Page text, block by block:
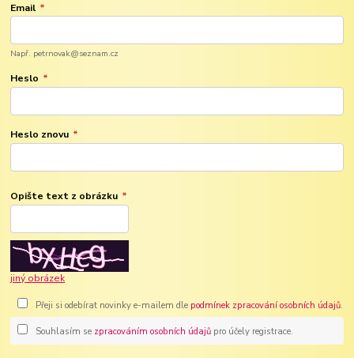
Email *
Např. petrnovak@seznam.cz
Heslo *
Heslo znovu *
Opište text z obrázku *
jiný obrázek
Přeji si odebírat novinky e-mailem dle podmínek zpracování osobních údajů.
Souhlasím se zpracováním osobních údajůpro účely registrace.